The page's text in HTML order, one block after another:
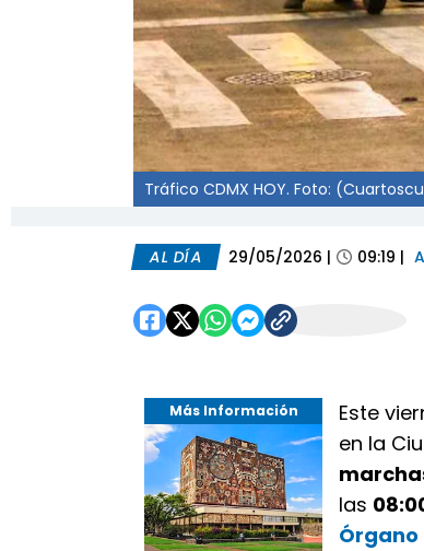
Tráfico CDMX HOY. Foto:
AL DÍA 29/05/2026 | 09:19 |
Más Información
Este
en la
las